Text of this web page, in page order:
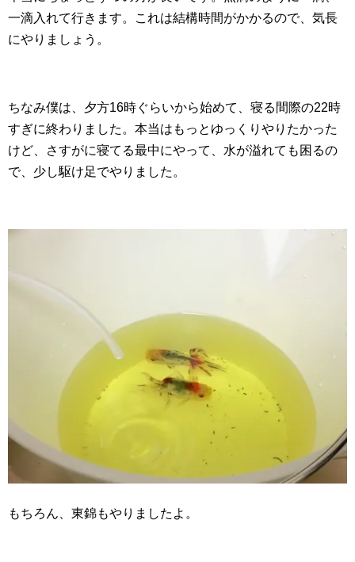
一滴入れて行きます。これは結構時間がかかるので、気長
にやりましょう。
ちなみ僕は、夕方16時ぐらいから始めて、寝る間際の22時
すぎに終わりました。本当はもっとゆっくりやりたかった
けど、さすがに寝てる最中にやって、水が溢れても困るの
で、少し駆け足でやりました。
もちろん、東錦もやりましたよ。